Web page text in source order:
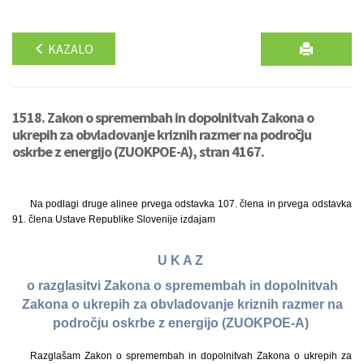
KAZALO
1518. Zakon o spremembah in dopolnitvah Zakona o
ukrepih za obvladovanje kriznih razmer na področju
oskrbe z energijo (ZUOKPOE-A), stran 4167.
Na podlagi druge alinee prvega odstavka 107. člena in prvega odstavka
91. člena Ustave Republike Slovenije izdajam
U K A Z
o razglasitvi Zakona o spremembah in dopolnitvah
Zakona o ukrepih za obvladovanje kriznih razmer na
področju oskrbe z energijo (ZUOKPOE-A)
Razglašam Zakon o spremembah in dopolnitvah Zakona o ukrepih za